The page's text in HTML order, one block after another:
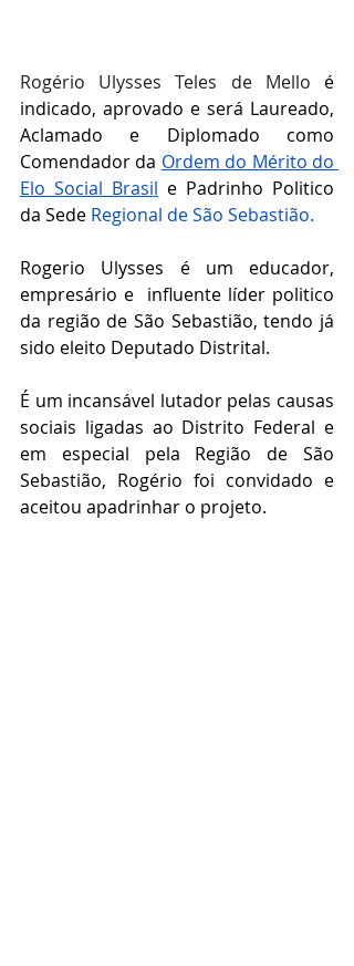
Rogério Ulysses Teles de Mello é
indicado, aprovado e será Laureado,
Aclamado e Diplomado como
Comendador da Ordem do Mérito do
Elo Social Brasil e Padrinho Politico
da Sede Regional de São Sebastião.
Rogerio Ulysses é um educador,
empresário e  influente líder politico
da região de São Sebastião, tendo já
sido eleito Deputado Distrital.
É um incansável lutador pelas causas
sociais ligadas ao Distrito Federal e
em especial pela Região de São
Sebastião, Rogério foi convidado e
aceitou apadrinhar o projeto.